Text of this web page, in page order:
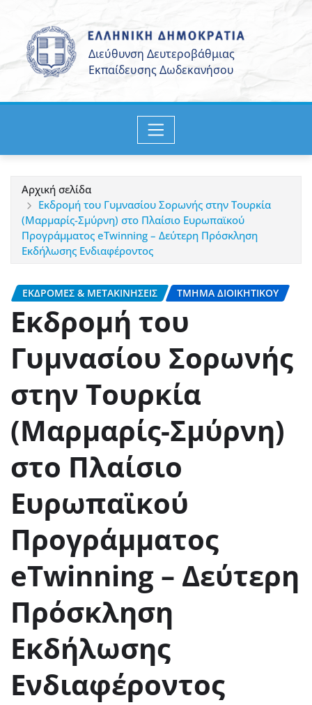
περιεχόμενο
Αρχική σελίδα
Εκδρομή του Γυμνασίου Σορωνής στην Τουρκία
(Μαρμαρίς-Σμύρνη) στο Πλαίσιο Ευρωπαϊκού
Προγράμματος eTwinning – Δεύτερη Πρόσκληση
Εκδήλωσης Ενδιαφέροντος
ΕΚΔΡΟΜΈΣ & ΜΕΤΑΚΙΝΉΣΕΙΣ ΤΜΉΜΑ ΔΙΟΙΚΗΤΙΚΟΎ
Εκδρομή του
Γυμνασίου Σορωνής
στην Τουρκία
(Μαρμαρίς-Σμύρνη)
στο Πλαίσιο
Ευρωπαϊκού
Προγράμματος
eTwinning – Δεύτερη
Πρόσκληση
Εκδήλωσης
Ενδιαφέροντος